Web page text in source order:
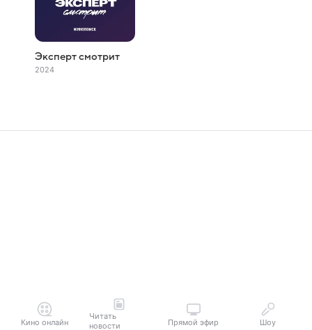
Эксперт смотрит
2024
Кино онлайн
Читать
новости
Прямой эфир Шоу